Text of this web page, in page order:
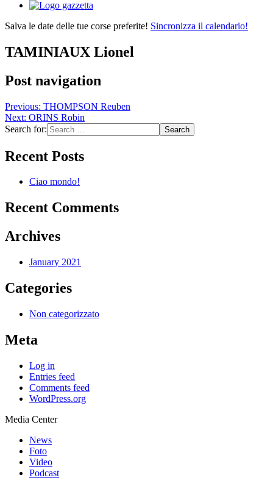
Salva le date delle tue corse preferite! Sincronizza il calendario!
TAMINIAUX Lionel
Post navigation
Previous: THOMPSON Reuben
Next: ORINS Robin
Search for:
Recent Posts
Ciao mondo!
Recent Comments
Archives
January 2021
Categories
Non categorizzato
Meta
Log in
Entries feed
Comments feed
WordPress.org
Media Center
News
Foto
Video
Podcast